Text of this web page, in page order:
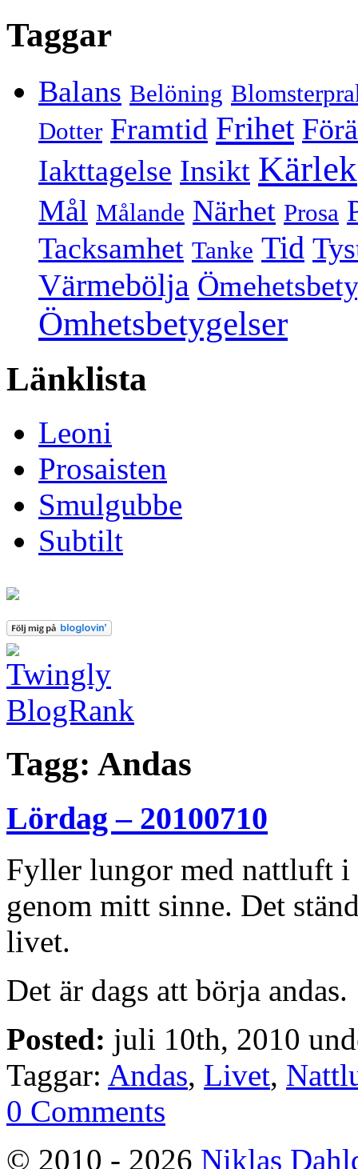
Taggar
Balans Belöning
Dotter Framtid Frihet
Iakttagelse Insikt Kärlek
Mål Målande Närhet Prosa
Tacksamhet Tanke Tid
Värmebölja
Ömhetsbetygelser
Länklista
Leoni
Prosaisten
Smulgubbe
Subtilt
Tagg: Andas
Lördag – 20100710
Fyller lungor med nattluft i
genom mitt sinne. Det
livet.
Det är dags att börja andas.
Posted: juli 10th, 2010
Taggar: Andas, Livet,
0 Comments
© 2010 - 2026 Niklas